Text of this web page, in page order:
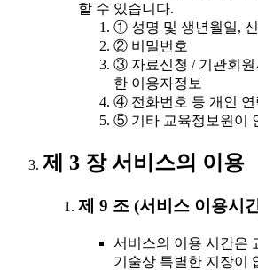
할 수 있습니다.
① 성명 및 생년월일,
② 비밀번호
③ 자료신청 / 기관회원
한 이용자정보
④ 전화번호 등 개인 연
⑤ 기타 교육정보원이
제 3 장 서비스의 이용
제 9 조 (서비스 이용시
서비스의 이용 시간은
기술상 특별한 지장이